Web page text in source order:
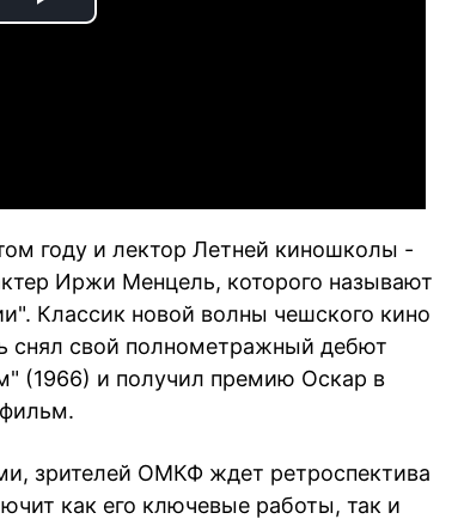
Play
году и лектор Летней киношколы -
Иржи Менцель, которого называют
Классик новой волны чешского кино
снял свой полнометражный дебют
(1966) и получил премию Оскар в
зрителей ОМКФ ждет ретроспектива
как его ключевые работы, так и